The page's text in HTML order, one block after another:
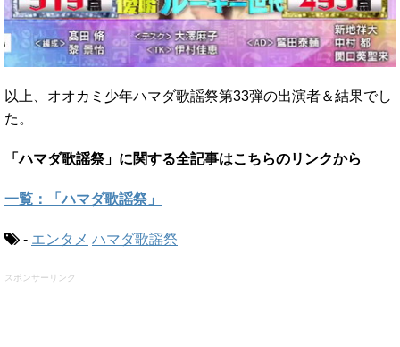
以上、オオカミ少年ハマダ歌謡祭第33弾の出演者＆結果でし
た。
「ハマダ歌謡祭」に関する全記事はこちらのリンクから
一覧：「ハマダ歌謡祭」
- エンタメ ハマダ歌謡祭
スポンサーリンク